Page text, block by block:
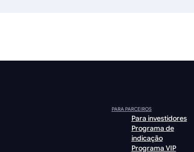
PARA PARCEIROS
Para investidores
Programa de
indicação
Programa VIP